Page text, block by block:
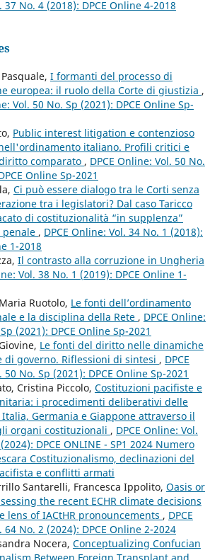
No. 4 (2018): DPCE Online 4-2018
I formanti del processo di
europea: il ruolo della Corte di giustizia ,
Vol. 50 No. Sp (2021): DPCE Online Sp-
Public interest litigation e contenzioso
italiano. Profili critici e
comparato , DPCE Online: Vol. 50 No.
Online Sp-2021
Ci può essere dialogo tra le Corti senza
tra i legislatori? Dal caso Taricco
di costituzionalità “in supplenza”
, DPCE Online: Vol. 34 No. 1 (2018):
1-2018
Il contrasto alla corruzione in Ungheria
Vol. 38 No. 1 (2019): DPCE Online 1-
Ruotolo, Le fonti dell’ordinamento
e la disciplina della Rete , DPCE Online:
(2021): DPCE Online Sp-2021
Le fonti del diritto nelle dinamiche
di governo. Riflessioni di sintesi , DPCE
No. Sp (2021): DPCE Online Sp-2021
Cristina Piccolo, Costituzioni pacifiste e
i procedimenti deliberativi delle
Germania e Giappone attraverso il
organi costituzionali , DPCE Online: Vol.
DPCE ONLINE - SP1 2024 Numero
Costituzionalismo, declinazioni del
e conflitti armati
Santarelli, Francesca Ippolito, Oasis or
the recent ECHR climate decisions
lens of IACtHR pronouncements , DPCE
64 No. 2 (2024): DPCE Online 2-2024
Nocera, Conceptualizing Confucian